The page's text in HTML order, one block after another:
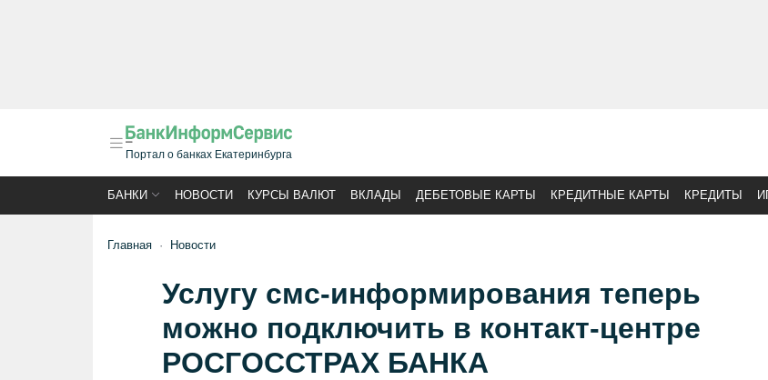
Портал о банках Екатеринбурга
БАНКИ НОВОСТИ КУРСЫ ВАЛЮТ ВКЛАДЫ ДЕБЕТОВЫЕ КАРТЫ КРЕДИТНЫЕ КАРТЫ КРЕДИТЫ
Главная Новости
Услугу смс-информирования теперь
можно подключить в контакт-центре
РОСГОССТРАХ БАНКА